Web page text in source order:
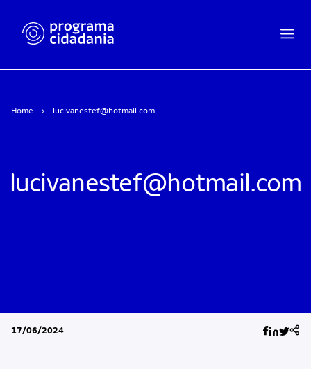
Home lucivanestef@hotmail.com
lucivanestef@hotmail.com
17/06/2024